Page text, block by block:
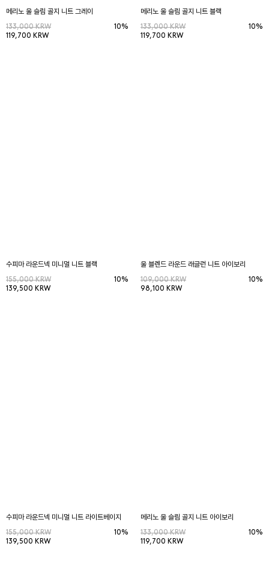
메리노 울 슬림 골지 니트 그레이
133,000 KRW
119,700 KRW
10%
메리노 울 슬림 골지 니트 블랙
133,000 KRW
119,700 KRW
10%
수피마 라운드넥 미니멀 니트 블랙
155,000 KRW
139,500 KRW
10%
울 블렌드 라운드 래글런 니트 아이보리
109,000 KRW
98,100 KRW
10%
수피마 라운드넥 미니멀 니트 라이트베이지
155,000 KRW
139,500 KRW
10%
메리노 울 슬림 골지 니트 아이보리
133,000 KRW
119,700 KRW
10%